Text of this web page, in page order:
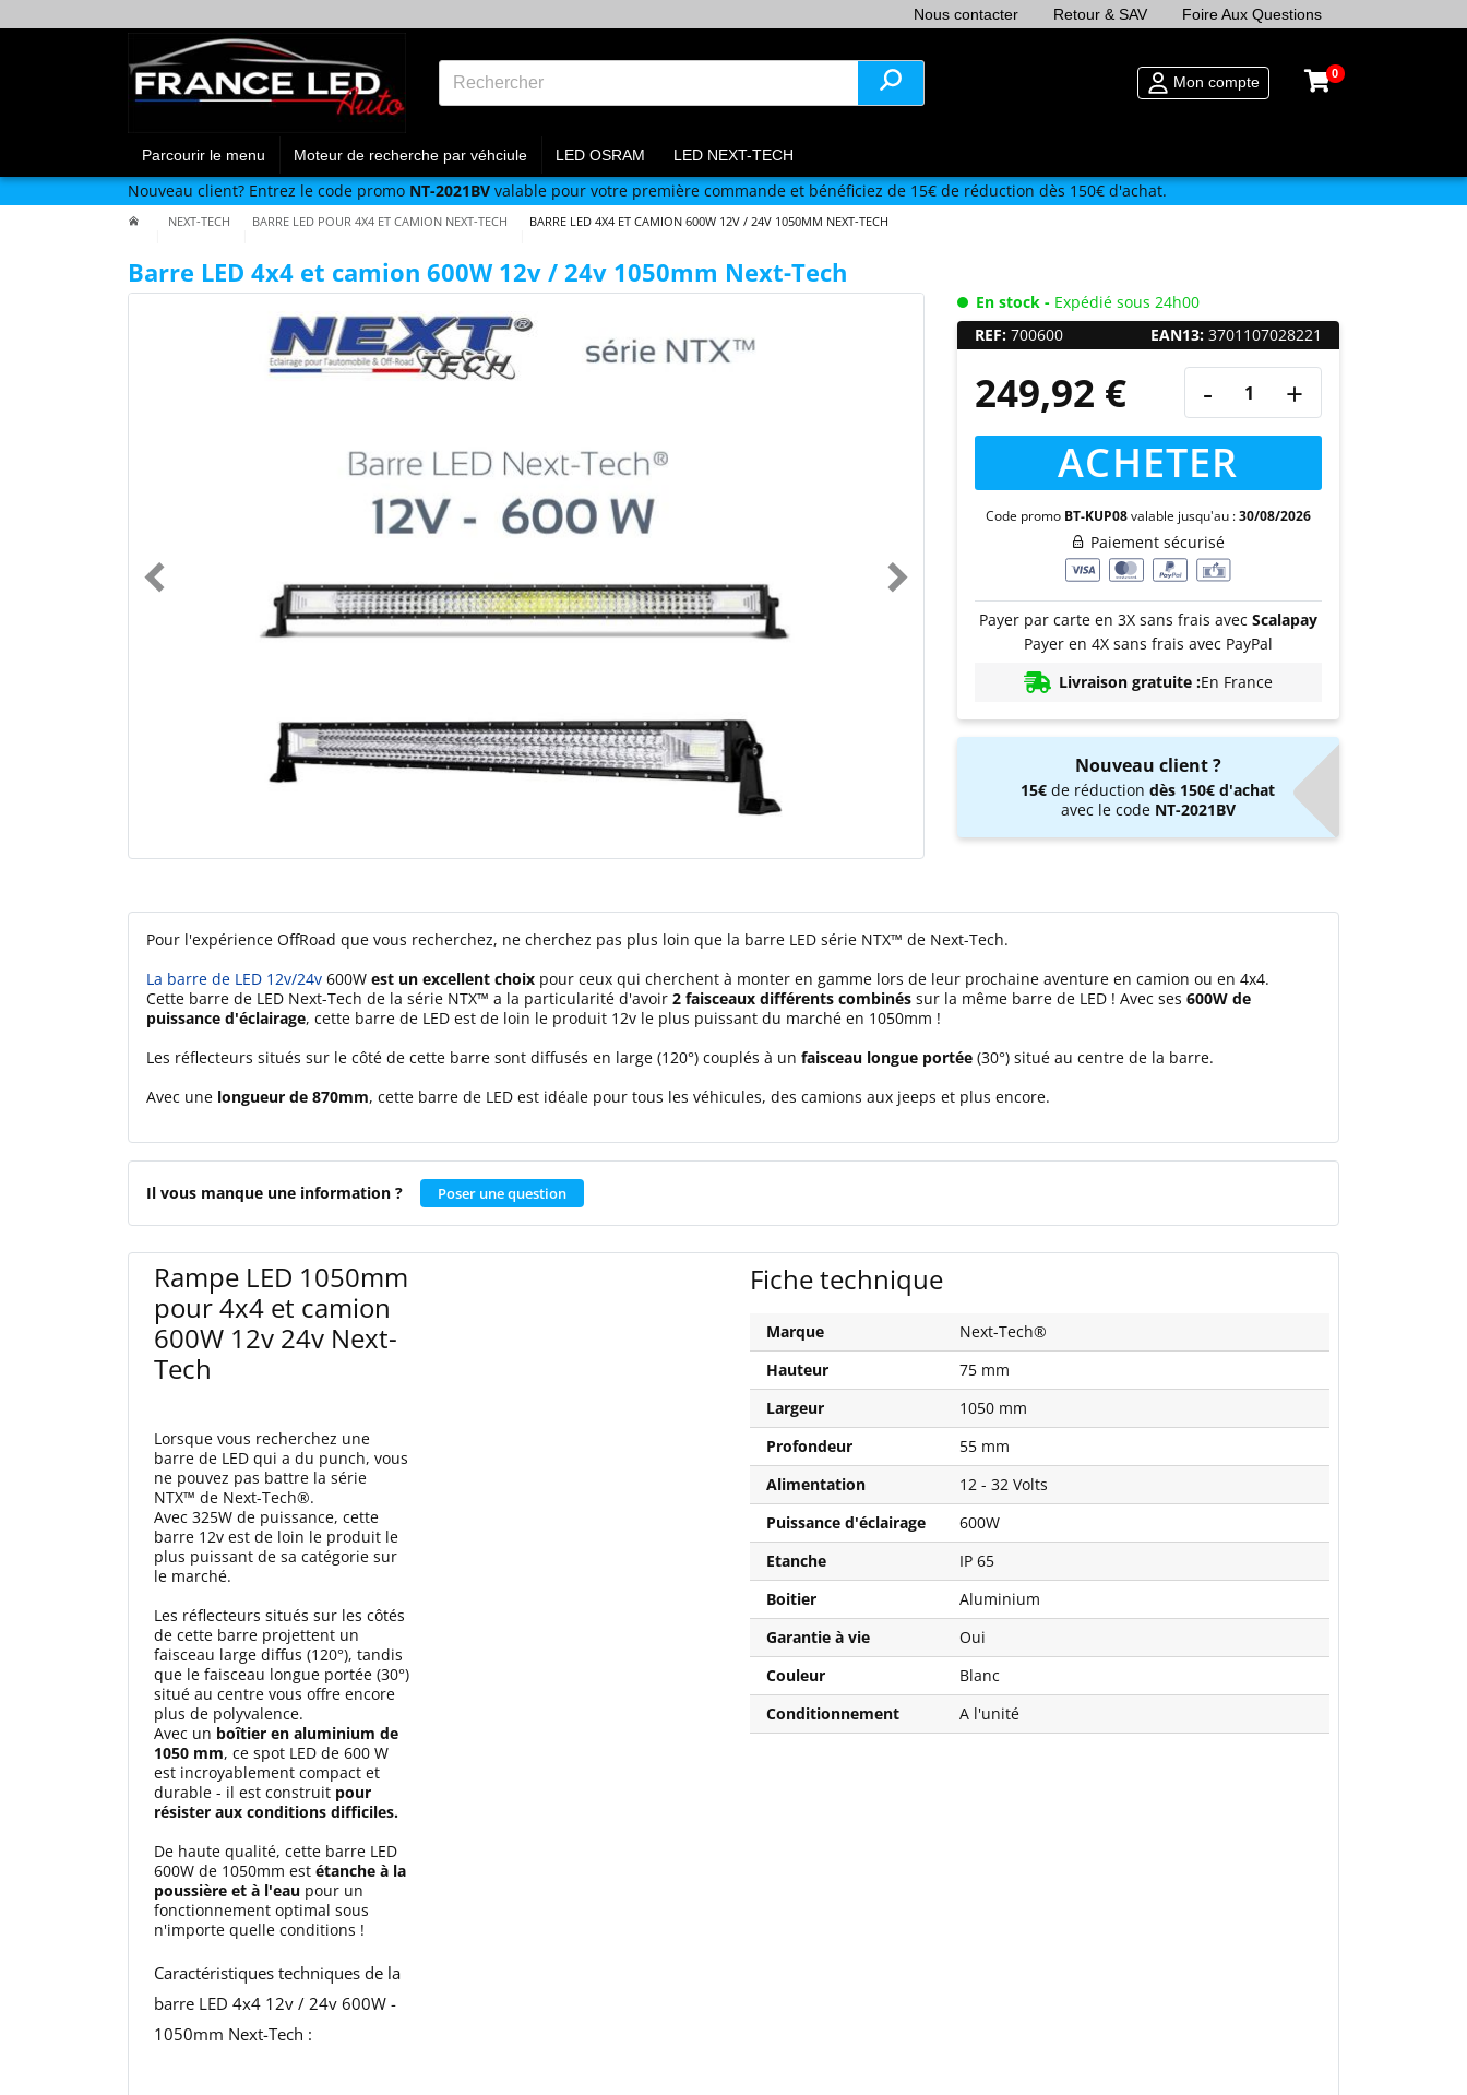
Nous contacter Retour & SAV Foire Aux Questions
Mon compte 0
Parcourir le menu Moteur de recherche par véhciule LED OSRAM LED NEXT-TECH
Nouveau client? Entrez le code promo NT-2021BV valable pour votre première commande et bénéficiez de 15€ de réduction dès 150€ d'achat.
NEXT-TECH BARRE LED POUR 4X4 ET CAMION NEXT-TECH BARRE LED 4X4 ET CAMION 600W 12V / 24V 1050MM NEXT-TECH
Barre LED 4x4 et camion 600W 12v / 24v 1050mm Next-Tech
En stock - Expédié sous 24h00
REF: 700600 EAN13:3701107028221
249,92 € - +
ACHETER
Code promo BT-KUP08valable jusqu'au :30/08/2026
Paiement sécurisé
Payer par carte en 3X sans frais avec Scalapay
Payer en 4X sans frais avec PayPal
Livraison gratuite :En France
Nouveau client ?
15€ de réductiondès 150€ d'achat
avec le code NT-2021BV
Pour l'expérience OffRoad que vous recherchez, ne cherchez pas plus loin que la barre LED série NTX™ de Next-Tech.
La barre de LED 12v/24v 600W est un excellent choix pour ceux qui cherchent à monter en gamme lors de leur prochaine aventure en camion ou en 4x4.
Cette barre de LED Next-Tech de la série NTX™ a la particularité d'avoir 2 faisceaux différents combinés sur la même barre de LED ! Avec ses 600W de
puissance d'éclairage, cette barre de LED est de loin le produit 12v le plus puissant du marché en 1050mm !
Les réflecteurs situés sur le côté de cette barre sont diffusés en large (120°) couplés à un faisceau longue portée (30°) situé au centre de la barre.
Avec une longueur de 870mm, cette barre de LED est idéale pour tous les véhicules, des camions aux jeeps et plus encore.
Il vous manque une information ? Poser une question
Rampe LED 1050mm
pour 4x4 et camion
600W 12v 24v Next-
Tech
Lorsque vous recherchez une
barre de LED qui a du punch, vous
ne pouvez pas battre la série
NTX™ de Next-Tech®.
Avec 325W de puissance, cette
barre 12v est de loin le produit le
plus puissant de sa catégorie sur
le marché.
Les réflecteurs situés sur les côtés
de cette barre projettent un
faisceau large diffus (120°), tandis
que le faisceau longue portée (30°)
situé au centre vous offre encore
plus de polyvalence.
Avec un boîtier en aluminium de
1050 mm, ce spot LED de 600 W
est incroyablement compact et
durable - il est construit pour
résister aux conditions difficiles.
De haute qualité, cette barre LED
600W de 1050mm est étanche à la
poussière et à l'eau pour un
fonctionnement optimal sous
n'importe quelle conditions !
Caractéristiques techniques de la
barre LED 4x4 12v / 24v 600W -
1050mm Next-Tech :
Fiche technique
Marque
Next-Tech®
Hauteur
75 mm
Largeur
1050 mm
Profondeur
55 mm
Alimentation
12 - 32 Volts
Puissance d'éclairage
600W
Etanche
IP 65
Boitier
Aluminium
Garantie à vie
Oui
Couleur
Blanc
Conditionnement
A l'unité